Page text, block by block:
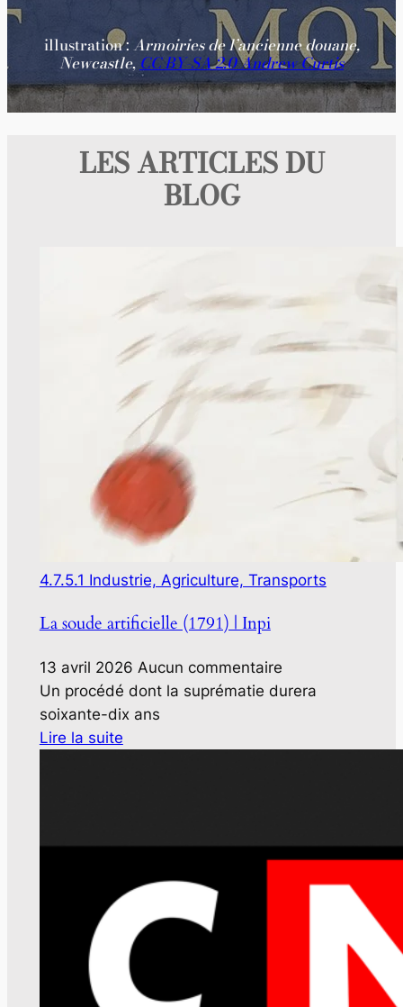
illustration :Armoiries de l’ancienne douane,
Newcastle, CC BY-SA 2.0 Andrew Curtis
LES ARTICLES DU
BLOG
4.7.5.1 Industrie, Agriculture, Transports
La soude artificielle (1791) | Inpi
13 avril 2026 Aucun commentaire
Un procédé dont la suprématie durera
soixante-dix ans
Lire la suite